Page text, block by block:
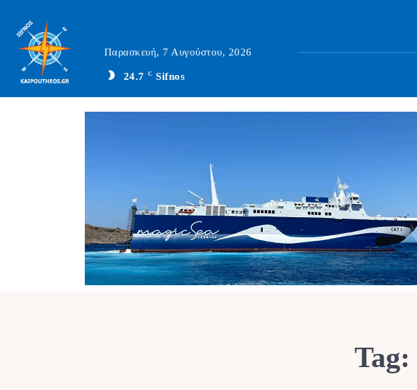
Παρασκευή, 7 Αυγούστου, 2026
24.7 C Sifnos
Tag: